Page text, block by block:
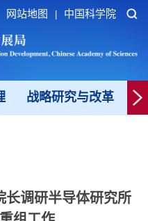
网站地图 中国科学院
战略研究与改革
长调研半导体研究所